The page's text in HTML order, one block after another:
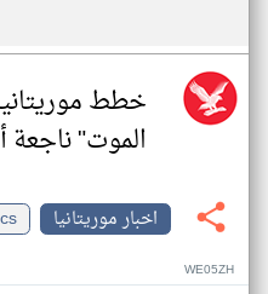
خطط
الموت"
اخبار موريتانيا
WE05ZH